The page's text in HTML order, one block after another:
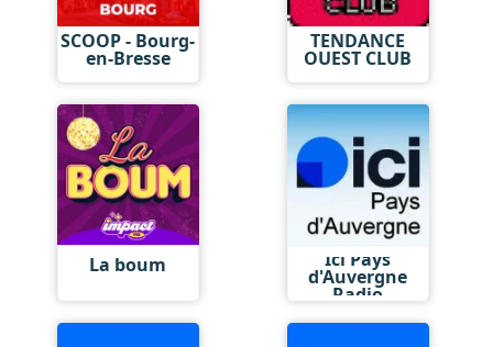
SCOOP - Bourg-
en-Bresse
TENDANCE
OUEST CLUB
La boum Ici Pays
d'Auvergne
Radio